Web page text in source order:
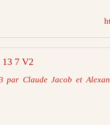
13 7 V2
par Claude Jacob et